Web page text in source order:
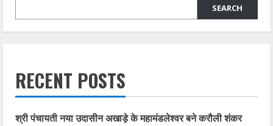
SEARCH
RECENT POSTS
श्री पंचायती नया उदासीन अखाड़े के महामंडलेश्वर बने करौली शंकर